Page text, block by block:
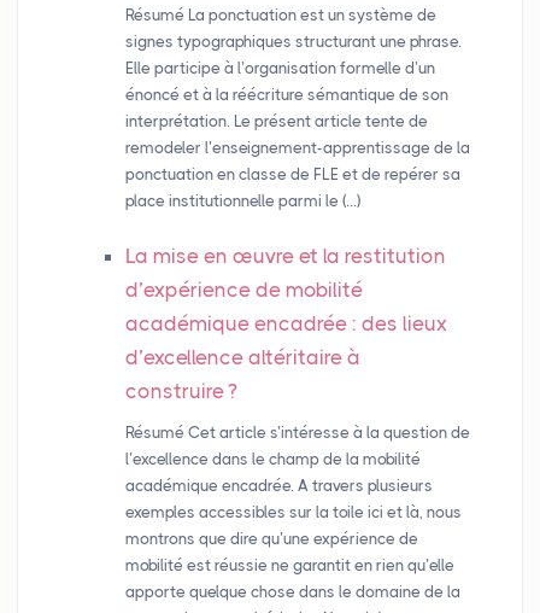
Résumé La ponctuation est un système de
signes typographiques structurant une phrase.
Elle participe à l’organisation formelle d’un
énoncé et à la réécriture sémantique de son
interprétation. Le présent article tente de
remodeler l’enseignement-apprentissage de la
ponctuation en classe de FLE et de repérer sa
place institutionnelle parmi le (…)
La mise en œuvre et la restitution
d’expérience de mobilité
académique encadrée : des lieux
d’excellence altéritaire à
construire?
Résumé Cet article s’intéresse à la question de
l’excellence dans le champ de la mobilité
académique encadrée. A travers plusieurs
exemples accessibles sur la toile ici et là, nous
montrons que dire qu’une expérience de
mobilité est réussie ne garantit en rien qu’elle
apporte quelque chose dans le domaine de la